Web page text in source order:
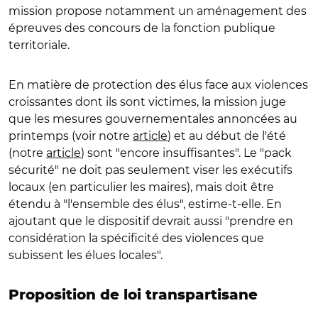
mission propose notamment un aménagement des
épreuves des concours de la fonction publique
territoriale.
En matière de protection des élus face aux violences
croissantes dont ils sont victimes, la mission juge
que les mesures gouvernementales annoncées au
printemps (voir notre article) et au début de l'été
(notre article) sont "encore insuffisantes". Le "pack
sécurité" ne doit pas seulement viser les exécutifs
locaux (en particulier les maires), mais doit être
étendu à "l'ensemble des élus", estime-t-elle. En
ajoutant que le dispositif devrait aussi "prendre en
considération la spécificité des violences que
subissent les élues locales".
Proposition de loi transpartisane